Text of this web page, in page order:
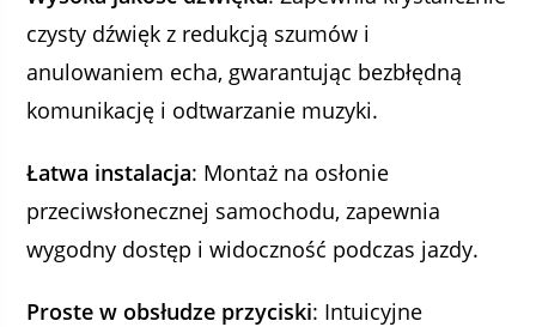
czysty dźwięk z redukcją szumów i
anulowaniem echa, gwarantując bezbłędną
komunikację i odtwarzanie muzyki.
Łatwa instalacja: Montaż na osłonie
przeciwsłonecznej samochodu, zapewnia
wygodny dostęp i widoczność podczas jazdy.
Proste w obsłudze przyciski: Intuicyjne